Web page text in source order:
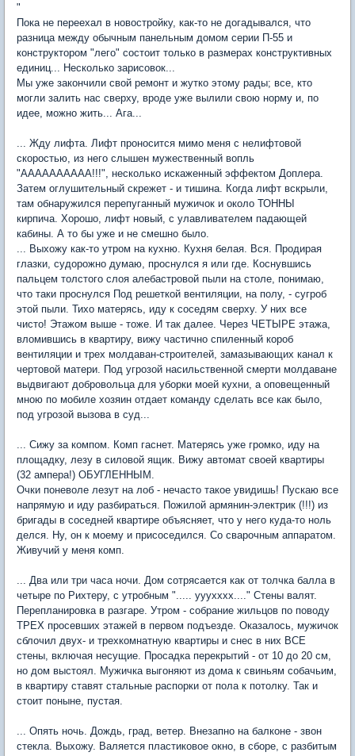
"
Пока не переехал в новостройку, как-то не догадывался, что
разница между обычным панельным домом серии П-55 и
конструктором "лего" состоит только в размерах конструктивных
единиц... Несколько зарисовок...
Мы уже закончили свой ремонт и жутко этому рады; все, кто
могли залить нас сверху, вроде уже вылили свою норму и, по
идее, можно жить... Ага...
... Жду лифта. Лифт проносится мимо меня с нелифтовой
скоростью, из него слышен мужественный вопль
"АААААААААА!!!", несколько искаженный эффектом Доплера.
Затем оглушительный скрежет - и тишина. Когда лифт вскрыли,
там обнаружился перепуганный мужичок и около ТОННЫ
кирпича. Хорошо, лифт новый, с улавливателем падающей
кабины. А то бы уже и не смешно было.
... Выхожу как-то утром на кухню. Кухня белая. Вся. Продирая
глазки, судорожно думаю, проснулся я или где. Коснувшись
пальцем толстого слоя алебастровой пыли на столе, понимаю,
что таки проснулся Под решеткой вентиляции, на полу, - сугроб
этой пыли. Тихо матерясь, иду к соседям сверху. У них все
чисто! Этажом выше - тоже. И так далее. Через ЧЕТЫРЕ этажа,
вломившись в квартиру, вижу частично спиленный короб
вентиляции и трех молдаван-строителей, замазывающих канал к
чертовой матери. Под угрозой насильственной смерти молдаване
выдвигают добровольца для уборки моей кухни, а оповещенный
мною по мобиле хозяин отдает команду сделать все как было,
под угрозой вызова в суд...
... Сижу за компом. Комп гаснет. Матерясь уже громко, иду на
площадку, лезу в силовой ящик. Вижу автомат своей квартиры
(32 ампера!) ОБУГЛЕННЫМ.
Очки поневоле лезут на лоб - нечасто такое увидишь! Пускаю все
напрямую и иду разбираться. Пожилой армянин-электрик (!!!) из
бригады в соседней квартире объясняет, что у него куда-то ноль
делся. Ну, он к моему и присоседился. Со сварочным аппаратом.
Живучий у меня комп.
... Два или три часа ночи. Дом сотрясается как от толчка балла в
четыре по Рихтеру, с утробным "..... ууухххх...." Стены валят.
Перепланировка в разгаре. Утром - собрание жильцов по поводу
ТРЕХ просевших этажей в первом подъезде. Оказалось, мужичок
сблочил двух- и трехкомнатную квартиры и снес в них ВСЕ
стены, включая несущие. Просадка перекрытий - от 10 до 20 см,
но дом выстоял. Мужичка выгоняют из дома к свиньям собачьим,
в квартиру ставят стальные распорки от пола к потолку. Так и
стоит поныне, пустая.
... Опять ночь. Дождь, град, ветер. Внезапно на балконе - звон
стекла. Выхожу. Валяется пластиковое окно, в сборе, с разбитым